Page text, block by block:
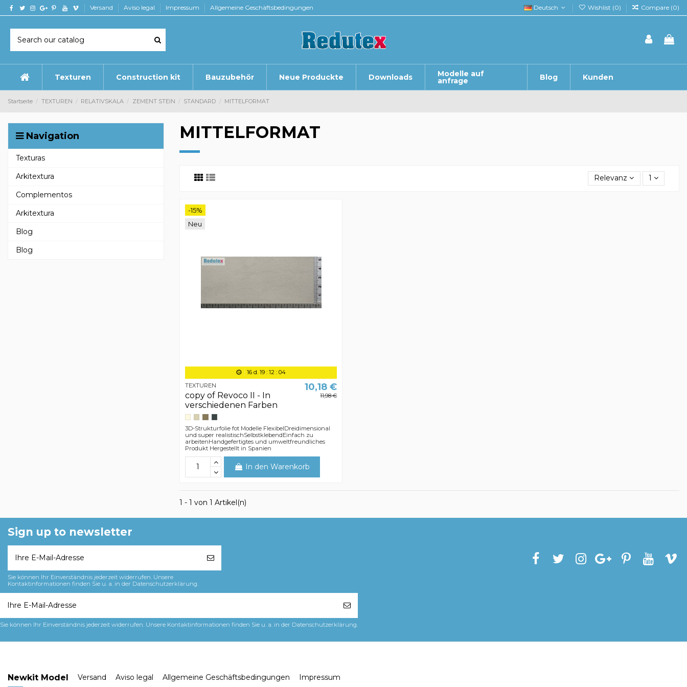
Versand Aviso legal Impressum Allgemeine Geschäftsbedingungen Deutsch Wishlist (0) Compare (0)
Texturen Construction kit Bauzubehör Neue Produckte Downloads Modelle auf
anfrage Blog Kunden
Startseite TEXTUREN RELATIVSKALA ZEMENT STEIN STANDARD MITTELFORMAT
MITTELFORMAT
Relevanz 1
-15%
Neu
16 d. 19 :12 :04
TEXTUREN
copy of Revoco II - In
verschiedenen Farben
10,18 €
11,98 €
3D-Strukturfolie fot Modelle FlexibelDreidimensional
und super realistischSelbstklebendEinfach zu
arbeitenHandgefertigtes und umweltfreundliches
Produkt Hergestellt in Spanien
In den Warenkorb
1 - 1 von 1 Artikel(n)
Navigation
Texturas
Arkitextura
Complementos
Arkitextura
Blog
Blog
Sign up to newsletter
Sie können Ihr Einverständnis jederzeit widerrufen. Unsere
Kontaktinformationen finden Sie u. a. in der Datenschutzerklärung.
Sie können Ihr Einverständnis jederzeit widerrufen. Unsere Kontaktinformationen finden Sie u. a. in der Datenschutzerklärung.
Newkit Model Versand Aviso legal Allgemeine Geschäftsbedingungen Impressum